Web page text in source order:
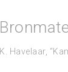
K. Havelaar,